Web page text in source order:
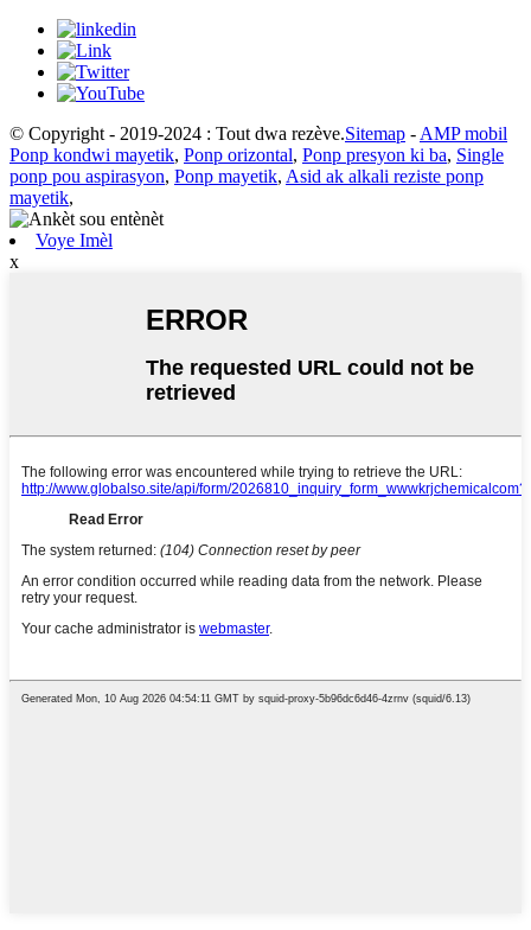
© Copyright - 2019-2024 : Tout dwa rezève.Sitemap - AMP mobil
Ponp kondwi mayetik, Ponp orizontal, Ponp presyon ki ba, Single
ponp pou aspirasyon, Ponp mayetik, Asid ak alkali reziste ponp
mayetik,
Voye Imèl
x